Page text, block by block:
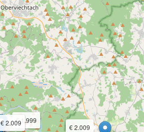
€ 1.999
€ 2.009
€ 2.009